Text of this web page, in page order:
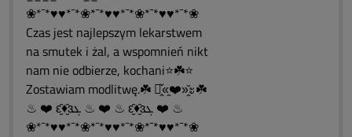
❀*¯*♥♥*¯*❀*¯*♥♥*¯*❀*¯*♥♥*¯*❀
Czas jest najlepszym lekarstwem
na smutek i żal, a wspomnień nikt
nam nie odbierze, kochani⭐☘️⭐
Zostawiam modlitwę.☘️ ะ̭̌«̭❤️»̭̌ะ☘️
♨ ❤️ ԑ̮̑♦̮̑ɜܓ ♨ ❤️ ♨ ԑ̮̑♦̮̑ɜܓ ❤️ ♨
❀*¯*♥♥*¯*❀*¯*♥♥*¯*❀*¯*♥♥*¯*❀